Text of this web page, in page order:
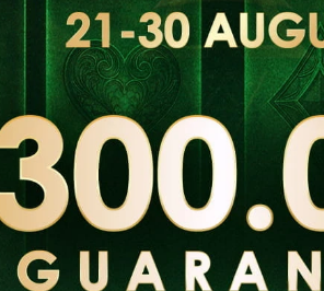
| Costa Brava, 24 - 27 SEP 2026
Поздняя
регистрация
Событие